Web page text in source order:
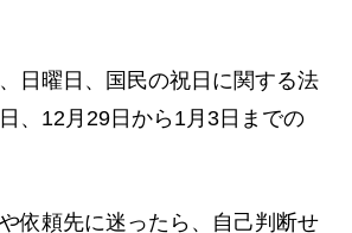
日曜日、国民の祝日に関する法
、12月29日から1月3日までの
依頼先に迷ったら、自己判断せ